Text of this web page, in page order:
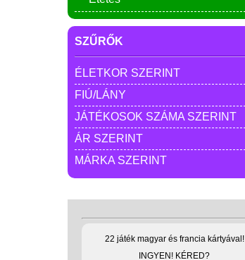
SZŰRŐK
ÉLETKOR SZERINT
FIÚ/LÁNY
JÁTÉKOSOK SZÁMA SZERINT
ÁR SZERINT
MÁRKA SZERINT
22 játék magyar és francia kártyával!
INGYEN! KÉRED?